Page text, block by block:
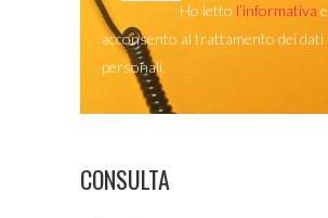
Ho letto l’informativa e
acconsento al trattamento dei dati
personali.
CONSULTA